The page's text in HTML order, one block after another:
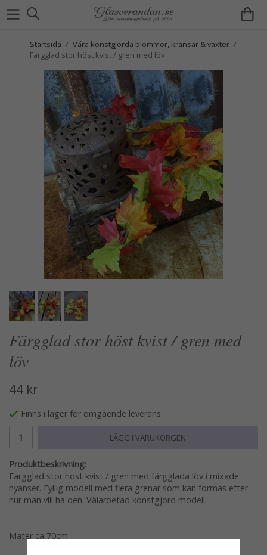
Startsida / Våra konstgjorda blommor, kransar & växter /
Färgglad stor höst kvist / gren med löv
Färgglad stor höst kvist / gren med
löv
44 kr
Finns i lager för omgående leverans
LÄGG I VARUKORGEN
Produktbeskrivning:
Färgglad stor höst kvist / gren med färgglada löv i mixade
nyanser. Fyllig modell med flera grenar som kan formas efter
hur man vill ha den. Välarbetad konstgjord modell.
Mäter ca 70cm